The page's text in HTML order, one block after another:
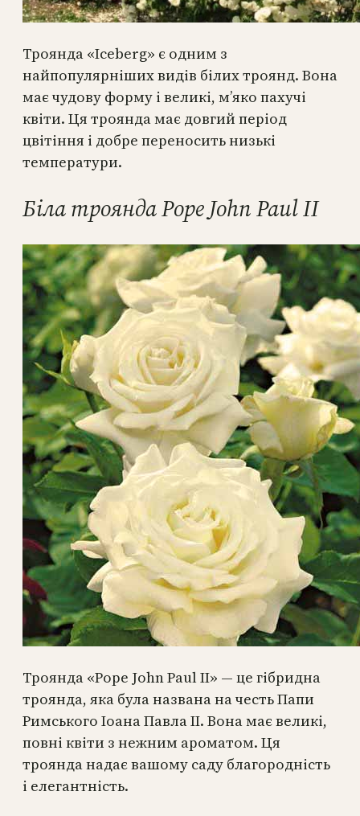
Троянда «Iceberg» є одним з
найпопулярніших видів білих троянд. Вона
має чудову форму і великі, м’яко пахучі
квіти. Ця троянда має довгий період
цвітіння і добре переносить низькі
температури.
Біла троянда Pope John Paul II
Троянда «Pope John Paul II» — це гібридна
троянда, яка була названа на честь Папи
Римського Іоана Павла II. Вона має великі,
повні квіти з нежним ароматом. Ця
троянда надає вашому саду благородність
і елегантність.